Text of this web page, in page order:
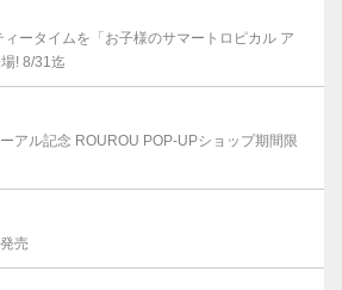
ータイムを「お子様のサマートロピカル ア
! 8/31迄
アル記念 ROUROU POP-UPショップ期間限
売